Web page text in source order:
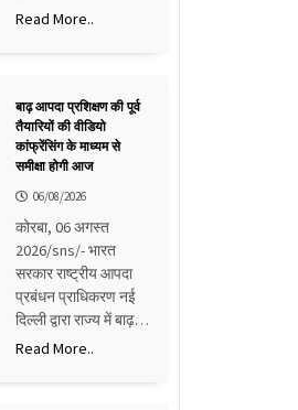
Read More..
बाढ़ आपदा प्रशिक्षण की पूर्व
तैयारियों की वीडियो
कांफ्रेंसिंग के माध्यम से
समीक्षा होगी आज
06/08/2026
कोरबा, 06 अगस्त
2026/sns/- भारत
सरकार राष्ट्रीय आपदा
प्रबंधन प्राधिकरण नई
दिल्ली द्वारा राज्य में बाढ़…
Read More..